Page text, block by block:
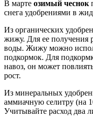
В марте озимый чеснок
снега удобрениями в
Из органических
жижу. Для ее получения
воды. Жижу можно
подкормок. Для
навоз, он может
рост.
Из минеральных
аммиачную селитру (на
Учитывайте расход два